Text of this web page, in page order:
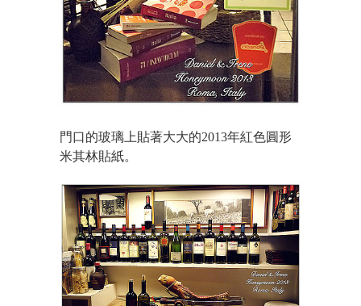
門口的玻璃上貼著大大的2013年紅色圓形
米其林貼紙。